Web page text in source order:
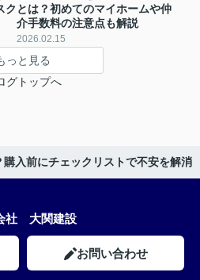
ク とは？初めてのマイホームや仲
介手数料の注意点も解説
2026.02.15
っと見る
グトップへ
入前にチェックリストで不安を解消
社 大関建設
お問い合わせ